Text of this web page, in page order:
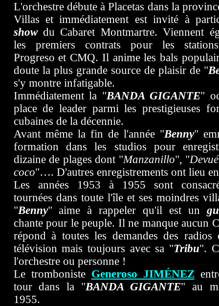
L'orchestre débute à Placetas dans la
Villas et immédiatement est invité à
showdu Cabaret Montmartre. Viennent
les premiers contrats pour les
Progreso et CMQ. Il anime les bals
doute la plus grande source de plaisir de "
s'y montre infatigable.
Immédiatement la "BANDA GIGANTE"
place de leader parmi les prestigieuses
cubaines de la décennie.
Avant même la fin de l'année "Benny"
formation dans les studios pour
dizaine de plages dont "Manzanillo", "
coco"…. D'autres enregistrements ont lieu
Les années 1953 à 1955 sont
tournées dans toute l'île et ses moindres
"Benny" aime à rappeler qu'il est un
chante pour le peuple. Il ne manque aucun
répond à toutes les demandes des
télévision mais toujours avec sa "Tribu".
l'orchestre ou personne !
Le tromboniste Generoso JIMÉNEZ
tour dans la "BANDA GIGANTE" au
1955.